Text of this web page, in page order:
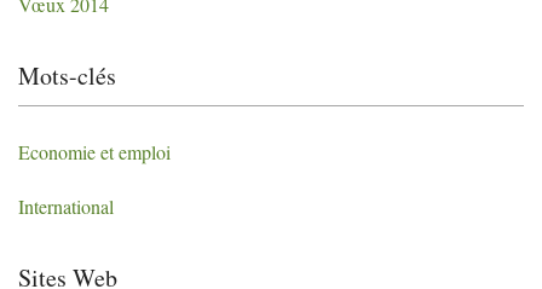
Mots-clés
Economie et emploi
International
Sites Web